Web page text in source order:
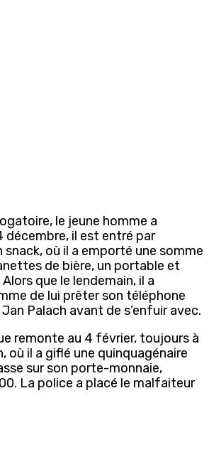
le jeune homme a
décembre, il est entré par
où il a emporté une somme
de bière, un portable et
que le lendemain, il a
de lui prêter son téléphone
Palach avant de s’enfuir avec.
remonte au 4 février, toujours à
où il a giflé une quinquagénaire
sur son porte-monnaie,
La police a placé le malfaiteur